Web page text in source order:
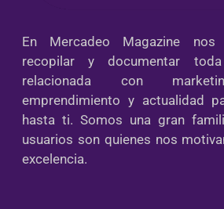
En Mercadeo Magazine nos
recopilar y documentar
relacionada con
emprendimiento y actualidad
hasta ti. Somos una gran
usuarios son quienes nos
excelencia.